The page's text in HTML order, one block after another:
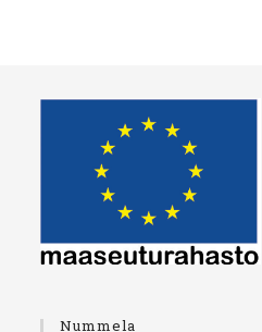
Nummela